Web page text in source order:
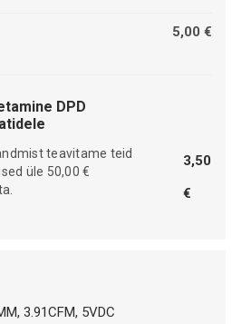
5,00 €
DPD
teavitame teid
üle 50,00 €
3,50
€
3.91CFM, 5VDC